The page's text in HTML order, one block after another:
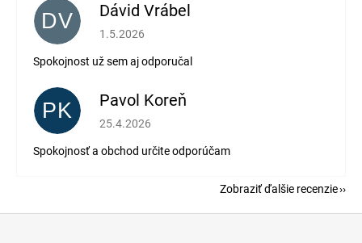
DV Dávid Vrábel
Hodnotenie obchodu je 5 z 5 hviezdičiek.
1.5.2026
Spokojnost už sem aj odporučal
PK Pavol Koreň
Hodnotenie obchodu je 5 z 5 hviezdičiek.
25.4.2026
Spokojnosť a obchod určite odporúčam
Zobraziť ďalšie recenzie